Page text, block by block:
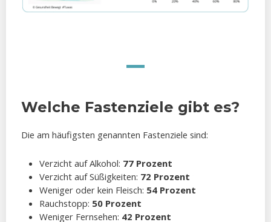
Welche Fastenziele gibt es?
Die am häufigsten genannten Fastenziele sind:
Verzicht auf Alkohol: 77 Prozent
Verzicht auf Süßigkeiten: 72 Prozent
Weniger oder kein Fleisch: 54 Prozent
Rauchstopp: 50 Prozent
Weniger Fernsehen: 42 Prozent